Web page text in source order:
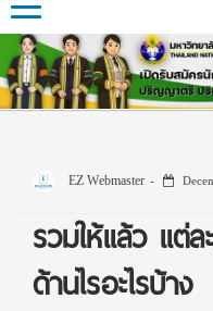
Toggle navigation
EZ Webmaster
รวมให้เเล้ว เเ
ด้านไรอะไรบ้าง